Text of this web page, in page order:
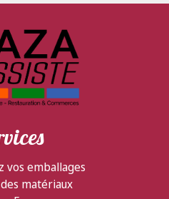
vos emballages
matériaux